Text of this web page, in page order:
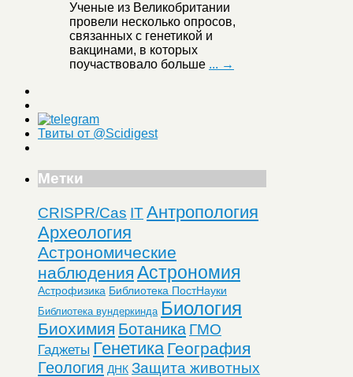
Ученые из Великобритании
провели несколько опросов,
связанных с генетикой и
вакцинами, в которых
поучаствовало больше ... →
Твиты от @Scidigest
Метки
CRISPR/Cas ITАнтропология
Археология
Астрономические
наблюдения Астрономия
Астрофизика Библиотека ПостНауки
Библиотека вундеркинда Биология
Биохимия Ботаника ГМО
Гаджеты Генетика География
Геология ДНК Защита животных